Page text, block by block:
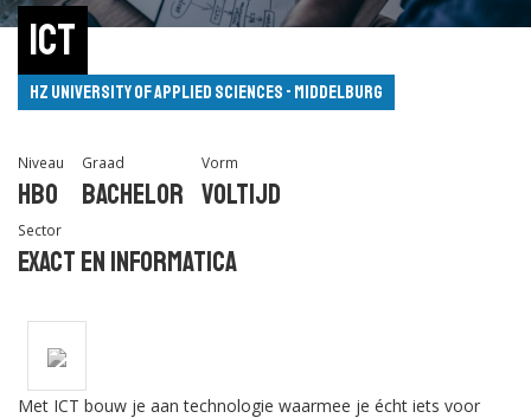
ICT
HZ University of Applied Sciences - Middelburg
Niveau
Hbo
Graad
Bachelor
Vorm
Voltijd
Sector
Exact en Informatica
Met ICT bouw je aan technologie waarmee je écht iets voor